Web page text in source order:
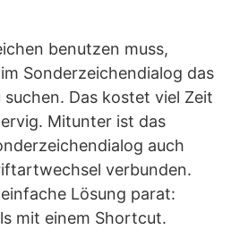
benutzen muss,
Sonderzeichendialog das
Das kostet viel Zeit
Mitunter ist das
auch
verbunden.
Lösung parat:
mit einem Shortcut.